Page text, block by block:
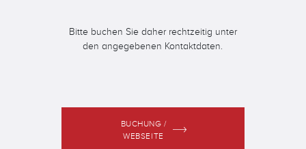
Bitte buchen Sie daher rechtzeitig unter
den angegebenen Kontaktdaten.
BUCHUNG /
WEBSEITE